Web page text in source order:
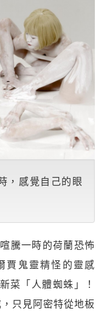
，感覺自己的眼
騰一時的荷蘭恐怖
賈鬼靈精怪的靈感
菜「人體蜘蛛」！
只見阿密特從地板